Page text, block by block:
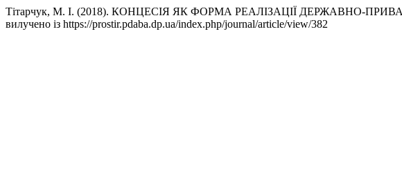
Тітарчук, М. І. (2018). КОНЦЕСІЯ ЯК ФОРМА РЕАЛІЗАЦІЇ ДЕРЖАВНО-
вилучено із https://prostir.pdaba.dp.ua/index.php/journal/article/view/382